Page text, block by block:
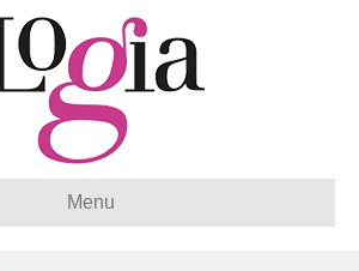
Menu